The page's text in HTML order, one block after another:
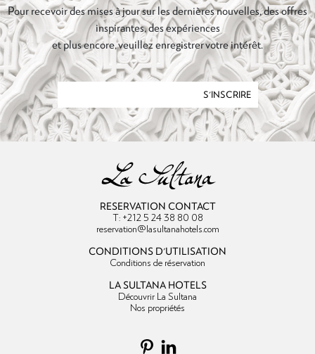
Pour recevoir des mises à jour sur les dernières nouvelles, des offres
inspirantes, des expériences
et plus encore, veuillez enregistrer votre intérêt.
S'INSCRIRE
RESERVATION CONTACT
T: +212 5 24 38 80 08
reservation@lasultanahotels.com
CONDITIONS D'UTILISATION
Conditions de réservation
LA SULTANA HOTELS
Découvrir La Sultana
Nos propriétés